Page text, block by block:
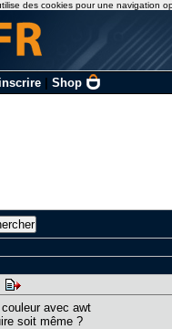
| Shop
avec awt
soit même ?
des cookies pour une navigation